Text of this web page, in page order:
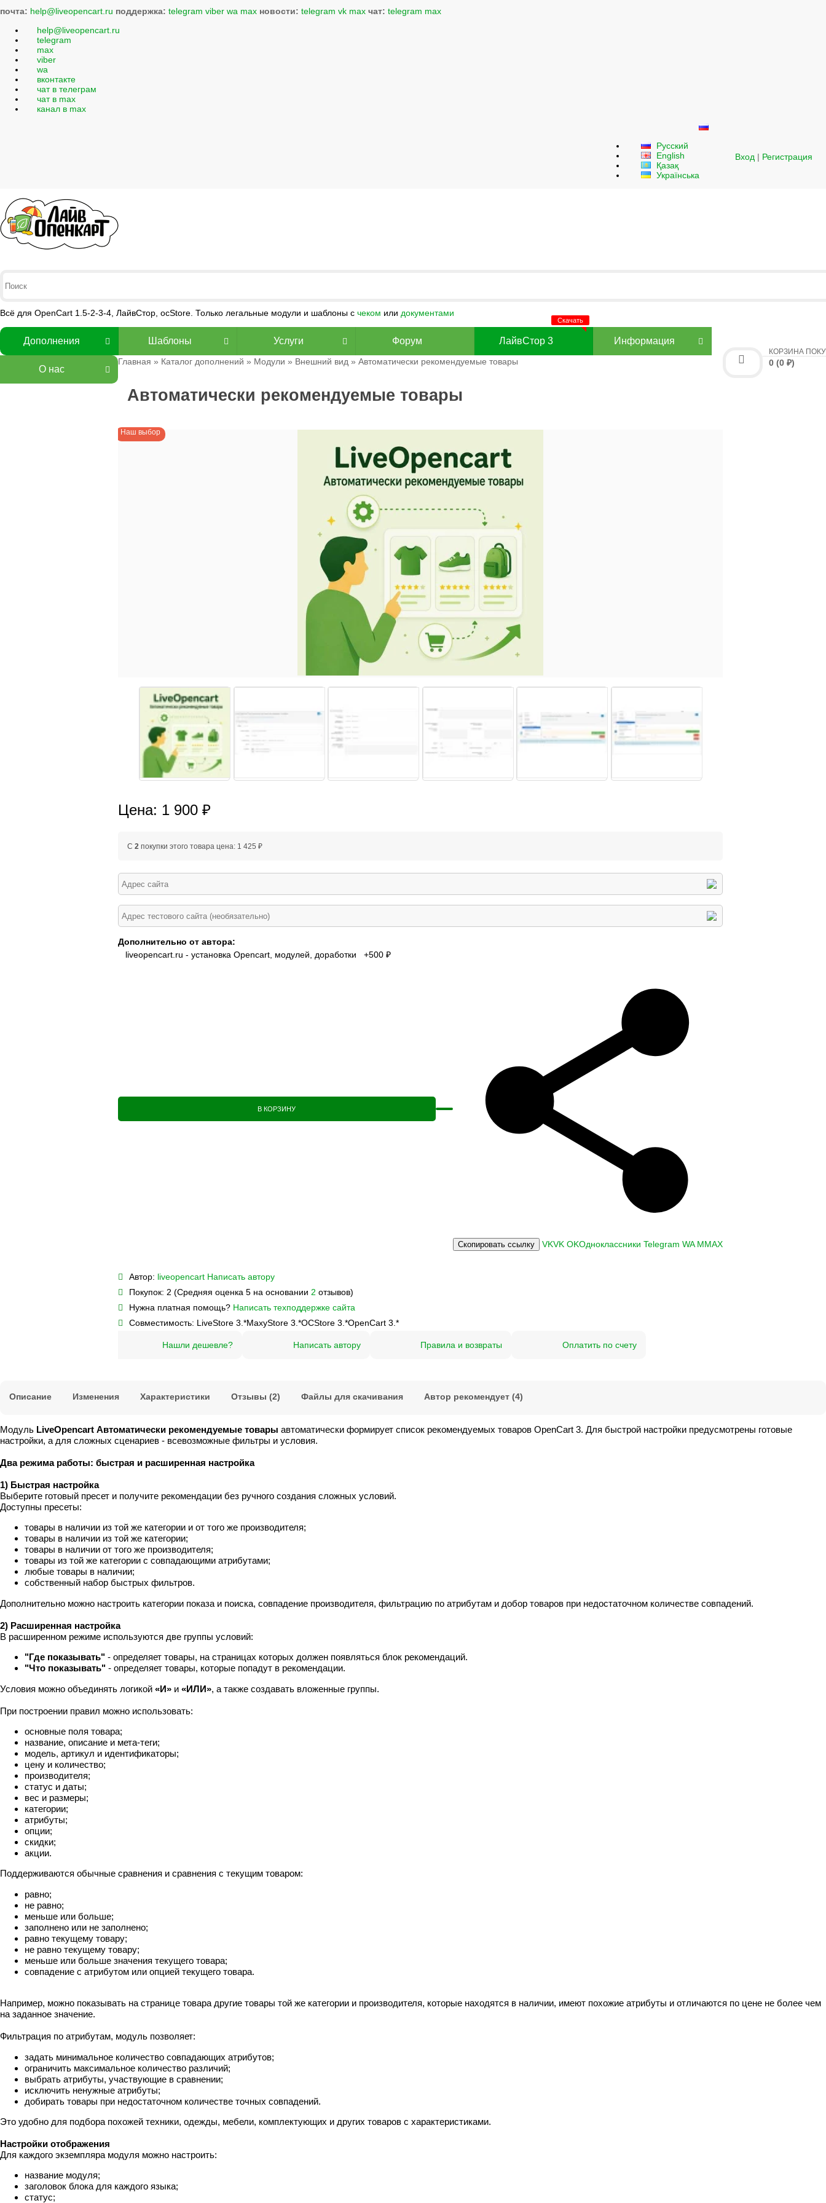
почта: help@liveopencart.ru поддержка: telegram viber wa max новости: telegram vk max чат: telegram max
help@liveopencart.ru
telegram
max
viber
wa
вконтакте
чат в телеграм
чат в max
канал в max
Русский
English
Қазақ
Українська
Вход | Регистрация
Всё для OpenCart 1.5-2-3-4, ЛайвСтор, ocStore. Только легальные модули и шаблоны с чеком или документами
КОРЗИНА
0 (0 ₽)
Дополнения Шаблоны Услуги Форум ЛайвСтор 3 Информация
О нас
Главная » Каталог дополнений » Модули » Внешний вид » Автоматически рекомендуемые товары
Автоматически рекомендуемые товары
Наш выбор
Цена: 1 900 ₽
C 2покупки этого товара цена: 1 425 ₽
Дополнительно от автора:
liveopencart.ru - установка Opencart, модулей, доработки +500 ₽
В КОРЗИНУ
Скопировать ссылку VKVK OKОдноклассники Telegram WA MMAX
Автор: liveopencart Написать автору
Покупок: 2 (Средняя оценка 5 на основании 2 отзывов)
Нужна платная помощь? Написать техподдержке сайта
Совместимость: LiveStore 3.*MaxyStore 3.*OCStore 3.*OpenCart 3.*
Нашли дешевле? Написать автору Правила и возвраты Оплатить по счету
Описание Изменения Характеристики Отзывы (2) Файлы для скачивания Автор рекомендует (4)
Модуль LiveOpencart Автоматически рекомендуемые товары автоматически формирует список рекомендуемых товаров OpenCart 3. Для быстрой настройки предусмотрены готовые
настройки, а для сложных сценариев - всевозможные фильтры и условия.
Два режима работы: быстрая и расширенная настройка
1) Быстрая настройка
Выберите готовый пресет и получите рекомендации без ручного создания сложных условий.
Доступны пресеты:
товары в наличии из той же категории и от того же производителя;
товары в наличии из той же категории;
товары в наличии от того же производителя;
товары из той же категории с совпадающими атрибутами;
любые товары в наличии;
собственный набор быстрых фильтров.
Дополнительно можно настроить категории показа и поиска, совпадение производителя, фильтрацию по атрибутам и добор товаров при недостаточном количестве совпадений.
2) Расширенная настройка
В расширенном режиме используются две группы условий:
"Где показывать" - определяет товары, на страницах которых должен появляться блок рекомендаций.
"Что показывать" - определяет товары, которые попадут в рекомендации.
Условия можно объединять логикой «И» и «ИЛИ», а также создавать вложенные группы.
При построении правил можно использовать:
основные поля товара;
название, описание и мета-теги;
модель, артикул и идентификаторы;
цену и количество;
производителя;
статус и даты;
вес и размеры;
категории;
атрибуты;
опции;
скидки;
акции.
Поддерживаются обычные сравнения и сравнения с текущим товаром:
равно;
не равно;
меньше или больше;
заполнено или не заполнено;
равно текущему товару;
не равно текущему товару;
меньше или больше значения текущего товара;
совпадение с атрибутом или опцией текущего товара.
Например, можно показывать на странице товара другие товары той же категории и производителя, которые находятся в наличии, имеют похожие атрибуты и отличаются по цене не более чем
на заданное значение.
Фильтрация по атрибутам, модуль позволяет:
задать минимальное количество совпадающих атрибутов;
ограничить максимальное количество различий;
выбрать атрибуты, участвующие в сравнении;
исключить ненужные атрибуты;
добирать товары при недостаточном количестве точных совпадений.
Это удобно для подбора похожей техники, одежды, мебели, комплектующих и других товаров с характеристиками.
Настройки отображения
Для каждого экземпляра модуля можно настроить:
название модуля;
заголовок блока для каждого языка;
статус;